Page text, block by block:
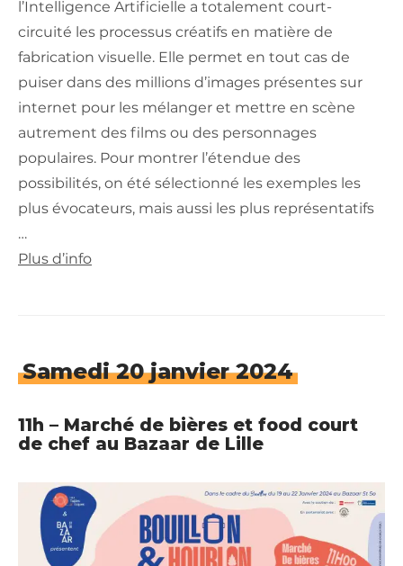
l’Intelligence Artificielle a totalement court-
circuité les processus créatifs en matière de
fabrication visuelle. Elle permet en tout cas de
puiser dans des millions d’images présentes sur
internet pour les mélanger et mettre en scène
autrement des films ou des personnages
populaires. Pour montrer l’étendue des
possibilités, on été sélectionné les exemples les
plus évocateurs, mais aussi les plus représentatifs
…
Plus d’info
Samedi 20 janvier 2024
11h – Marché de bières et food court
de chef au Bazaar de Lille